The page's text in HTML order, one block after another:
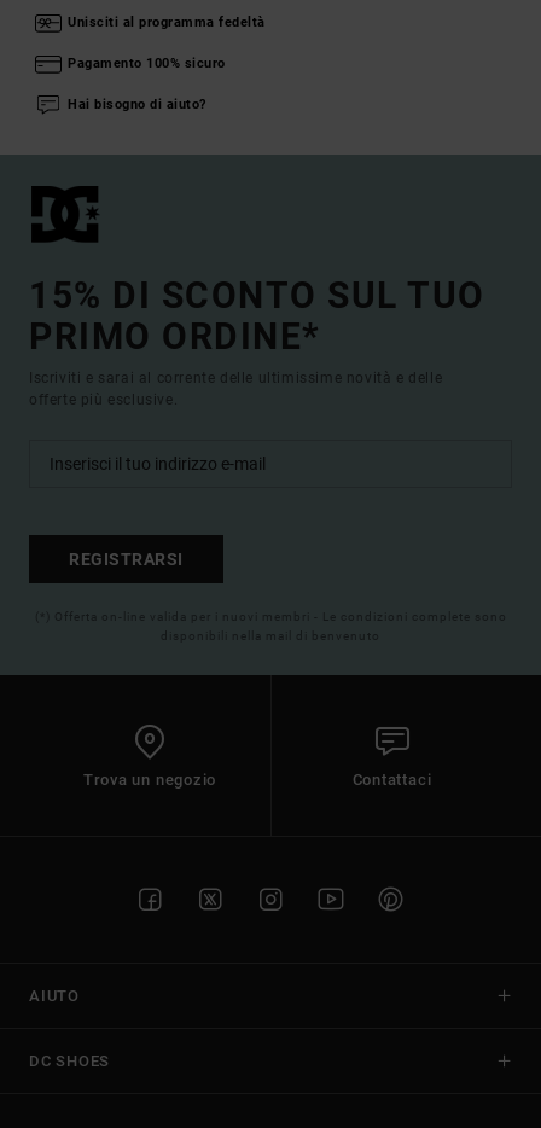
Unisciti al programma fedeltà
Pagamento 100% sicuro
Hai bisogno di aiuto?
15% DI SCONTO SUL TUO
PRIMO ORDINE*
Iscriviti e sarai al corrente delle ultimissime novità e delle
offerte più esclusive.
REGISTRARSI
(*) Offerta on-line valida per i nuovi membri - Le condizioni complete sono
disponibili nella mail di benvenuto
Trova un negozio Contattaci
AIUTO
DC SHOES